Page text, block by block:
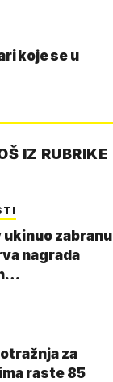
koje se u
IZ RUBRIKE
ukinuo zabranu
za
raste 85